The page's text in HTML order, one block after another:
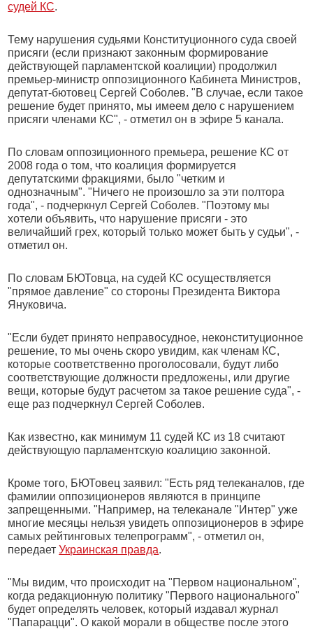
судей КС.
Тему нарушения судьями Конституционного суда своей
присяги (если признают законным формирование
действующей парламентской коалиции) продолжил
премьер-министр оппозиционного Кабинета Министров,
депутат-бютовец Сергей Соболев. "В случае, если такое
решение будет принято, мы имеем дело с нарушением
присяги членами КС", - отметил он в эфире 5 канала.
По словам оппозиционного премьера, решение КС от
2008 года о том, что коалиция формируется
депутатскими фракциями, было "четким и
однозначным". "Ничего не произошло за эти полтора
года", - подчеркнул Сергей Соболев. "Поэтому мы
хотели объявить, что нарушение присяги - это
величайший грех, который только может быть у судьи", -
отметил он.
По словам БЮТовца, на судей КС осуществляется
"прямое давление" со стороны Президента Виктора
Януковича.
"Если будет принято неправосудное, неконституционное
решение, то мы очень скоро увидим, как членам КС,
которые соответственно проголосовали, будут либо
соответствующие должности предложены, или другие
вещи, которые будут расчетом за такое решение суда", -
еще раз подчеркнул Сергей Соболев.
Как известно, как минимум 11 судей КС из 18 считают
действующую парламентскую коалицию законной.
Кроме того, БЮТовец заявил: "Есть ряд телеканалов, где
фамилии оппозиционеров являются в принципе
запрещенными. "Например, на телеканале "Интер" уже
многие месяцы нельзя увидеть оппозиционеров в эфире
самых рейтинговых телепрограмм", - отметил он,
передаетУкраинская правда.
"Мы видим, что происходит на "Первом национальном",
когда редакционную политику "Первого национального"
будет определять человек, который издавал журнал
"Папарацци". О какой морали в обществе после этого